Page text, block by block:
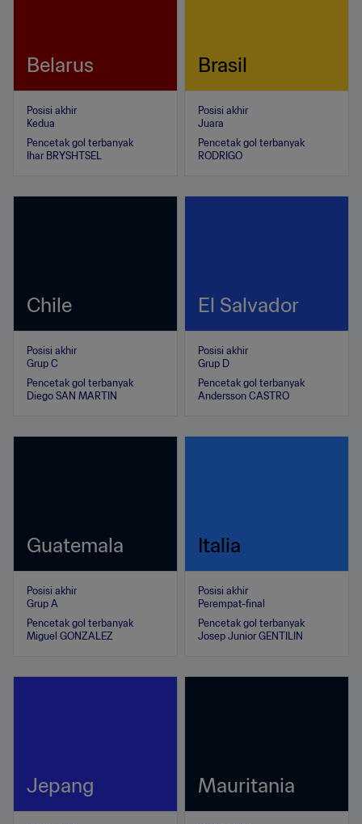
Belarus
Posisi akhir
Kedua
Pencetak gol terbanyak
Ihar BRYSHTSEL
Brasil
Posisi akhir
Juara
Pencetak gol terbanyak
RODRIGO
Chile
Posisi akhir
Grup C
Pencetak gol terbanyak
Diego SAN MARTIN
El Salvador
Posisi akhir
Grup D
Pencetak gol terbanyak
Andersson CASTRO
Guatemala
Posisi akhir
Grup A
Pencetak gol terbanyak
Miguel GONZALEZ
Italia
Posisi akhir
Perempat-final
Pencetak gol terbanyak
Josep Junior GENTILIN
Jepang Mauritania